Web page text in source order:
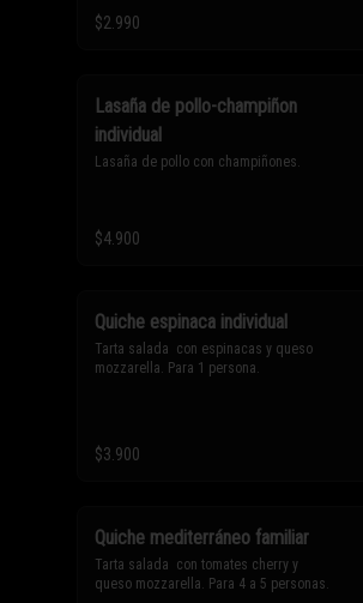
$2.990
Lasaña de pollo-champiñon
individual
Lasaña de pollo con champiñones.
$4.900
Quiche espinaca individual
Tarta salada  con espinacas y queso
mozzarella. Para 1 persona.
$3.900
Quiche mediterráneo familiar
Tarta salada  con tomates cherry y
queso mozzarella. Para 4 a 5 personas.